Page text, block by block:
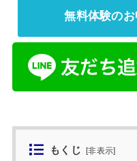
無料体験の
もくじ [非表示]